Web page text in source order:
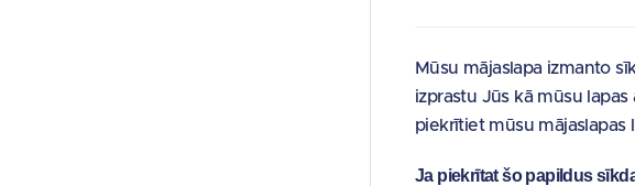
Mūsu mājaslapa izmanto
izprastu Jūs kā mūsu
piekrītiet mūsu
Ja piekrītat šo papildus